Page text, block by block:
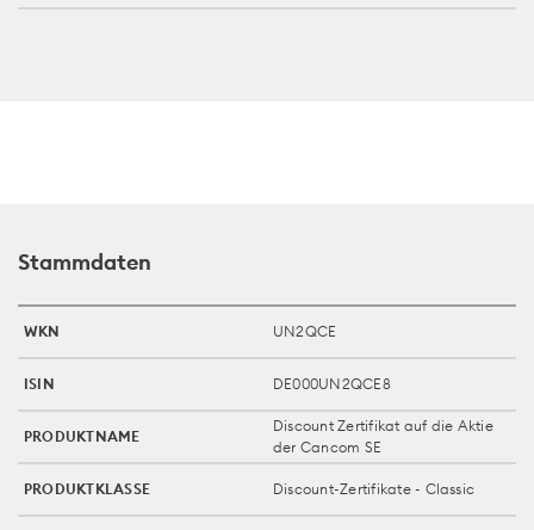
Stammdaten
WKN UN2QCE
ISIN DE000UN2QCE8
PRODUKTNAME
Discount Zertifikat auf die Aktie
der Cancom SE
PRODUKTKLASSE Discount-Zertifikate - Classic